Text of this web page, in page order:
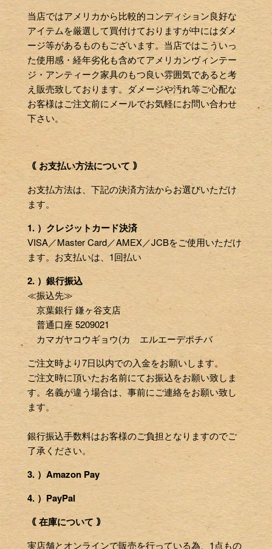
当店ではアメリカから比較的コンディション良好な
アイテムを厳選して買付けておりますが中にはダメ
ージ等があるものもございます。当店ではこういっ
た使用感・経年劣化も含めてアメリカンヴィンテー
ジ・アンティーク家具のもつ良い雰囲気であると考
え販売致しております。ダメージや汚れ等ご心配な
お客様はご注文前にメールでお気軽にお問い合わせ
下さい。
｟ お支払い方法について ｠
お支払方法は、下記の決済方法からお選びいただけ
ます。
1. ）クレジットカード決済
VISA／Master Card／AMEX／JCBをご使用いただけ
ます。お支払いは、1回払い
2. ）銀行振込
≪振込先≫
京葉銀行 鎌ヶ谷支店
普通口座 5209021
カマガヤコウギョウ(カ エルエーデポチバ
ご注文時より7日以内での入金をお願いします。
ご注文時に頂いたお名前にてお振込をお願い致しま
す。名義が違う場合は、事前にご連絡をお願い致し
ます。
銀行振込手数料はお客様のご負担となりますのでご
了承ください。
3. ）Amazon Pay
4. ）PayPal
｟ 在庫について ｠
実店舗とオンラインで販売を行っている為、1点もの